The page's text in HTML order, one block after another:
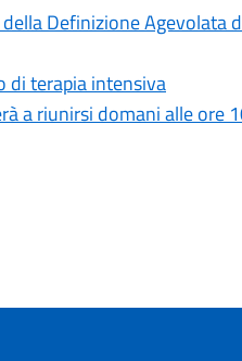
Definizione Agevolata
di terapia intensiva
a riunirsi domani alle ore